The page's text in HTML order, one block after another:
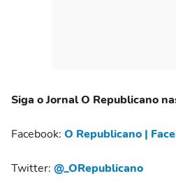
Siga o Jornal O Republicano
Facebook: O Republicano |
Twitter: @_ORepublicano